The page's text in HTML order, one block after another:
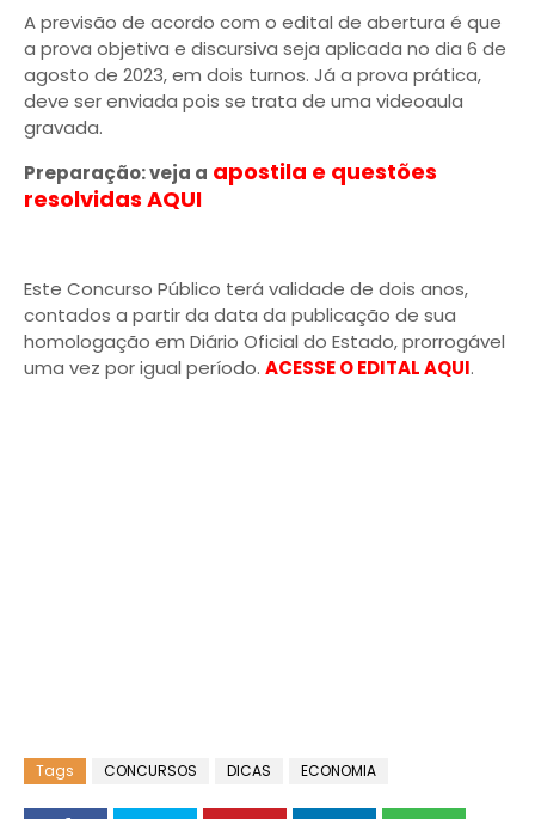
A previsão de acordo com o edital de abertura é que
a prova objetiva e discursiva seja aplicada no dia 6 de
agosto de 2023, em dois turnos. Já a prova prática,
deve ser enviada pois se trata de uma videoaula
gravada.
Preparação: veja a apostila e questões
resolvidas AQUI
Este Concurso Público terá validade de dois anos,
contados a partir da data da publicação de sua
homologação em Diário Oficial do Estado, prorrogável
uma vez por igual período. ACESSE O EDITAL AQUI.
Tags CONCURSOS DICAS ECONOMIA